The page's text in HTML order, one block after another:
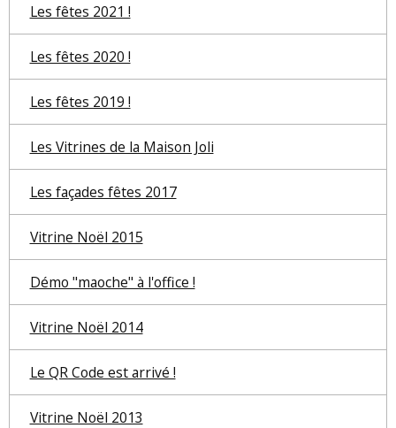
Les fêtes 2021 !
Les fêtes 2020 !
Les fêtes 2019 !
Les Vitrines de la Maison Joli
Les façades fêtes 2017
Vitrine Noël 2015
Démo "maoche" à l'office !
Vitrine Noël 2014
Le QR Code est arrivé !
Vitrine Noël 2013